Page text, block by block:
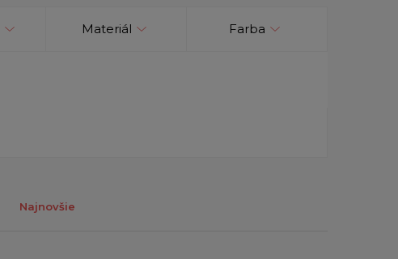
Materiál Farba
Najnovšie